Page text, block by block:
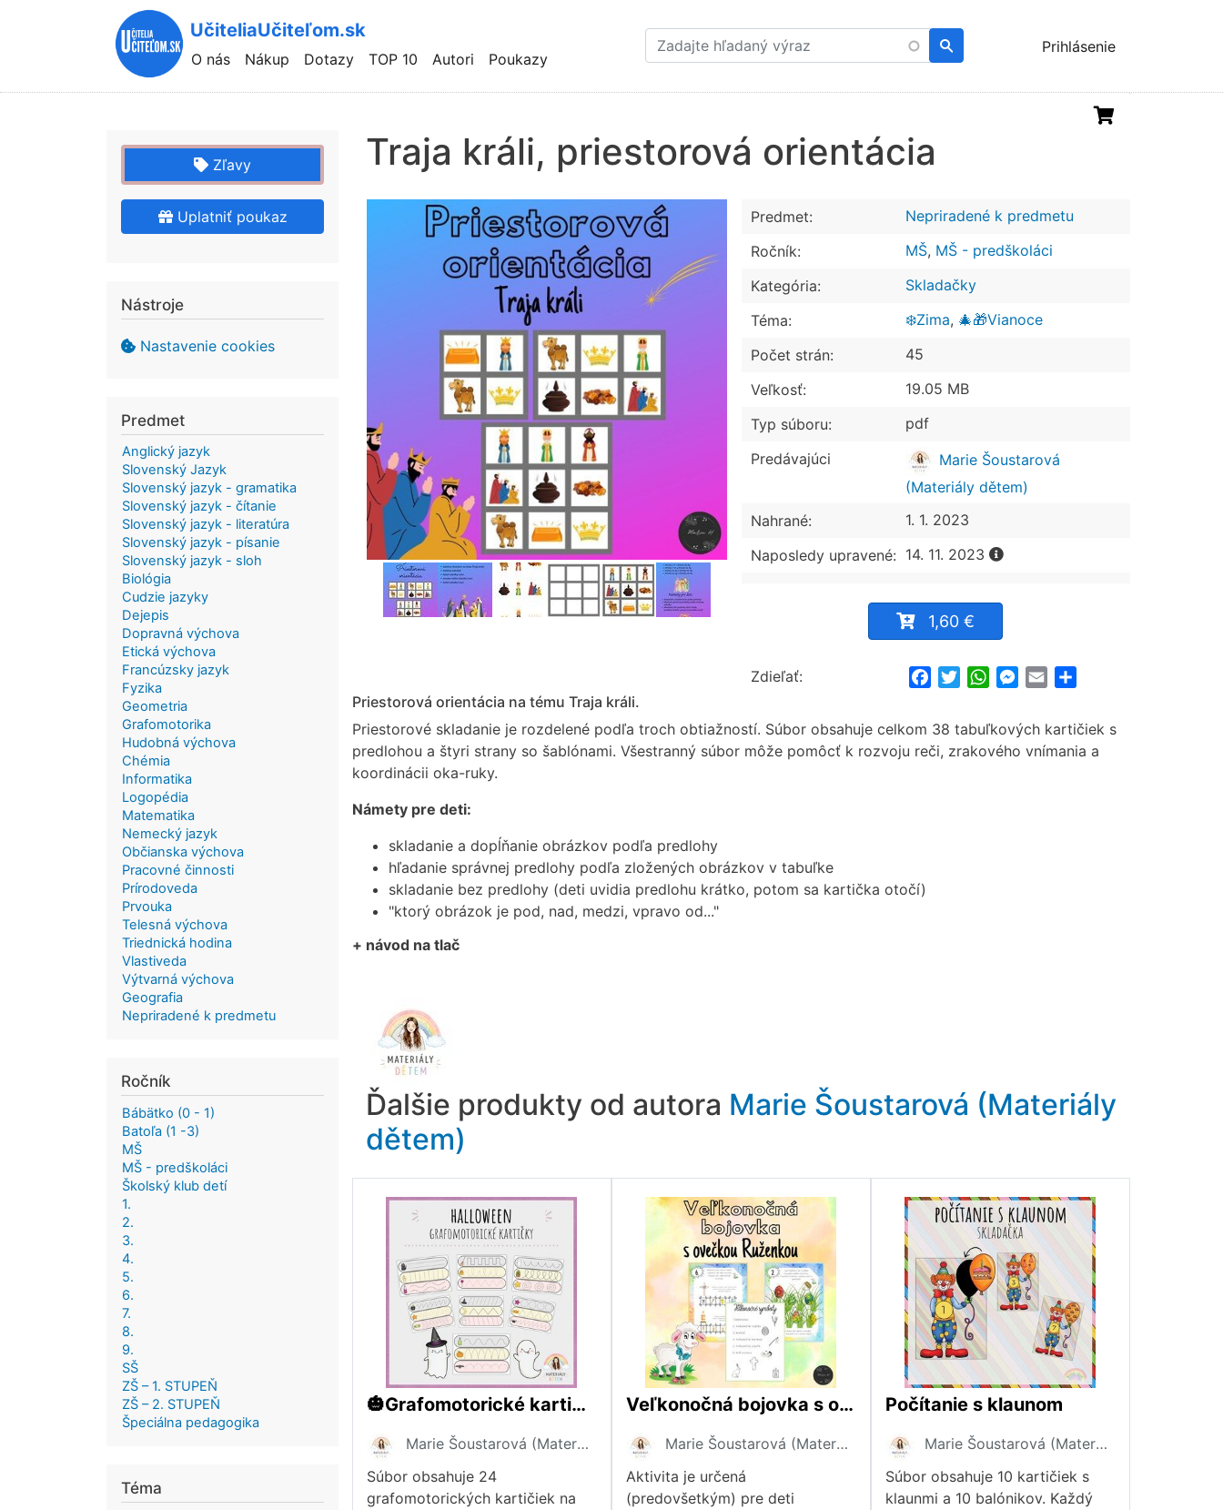
hlavný
UčiteliaUčiteľom.sk
Menu
Prihlásenie
Hlavní
navigace
O nás Nákup Dotazy TOP 10 Autori Poukazy
Traja králi, priestorová orientácia
Predmet:
Nepriradené k predmetu
Ročník:
MŠ, MŠ - predškoláci
Kategória:
Skladačky
Téma:
❄️Zima, 🎄🎁Vianoce
Počet strán:
45
Veľkosť:
19.05 MB
Typ súboru:
pdf
Predávajúci
Marie Šoustarová
(Materiály dětem)
Nahrané:
1. 1. 2023
Naposledy upravené: 14. 11. 2023
1,60 €
Zdieľať: FacebookTwitterWhatsApp
Messenger
Email
Priestorová orientácia na tému Traja králi.
Priestorové skladanie je rozdelené podľa troch obtiažností. Súbor obsahuje celkom 38 tabuľkových kartičiek s
predlohou a štyri strany so šablónami. Všestranný súbor môže pomôcť k rozvoju reči, zrakového vnímania a
koordinácii oka-ruky.
Námety pre deti:
skladanie a dopĺňanie obrázkov podľa predlohy
hľadanie správnej predlohy podľa zložených obrázkov v tabuľke
skladanie bez predlohy (deti uvidia predlohu krátko, potom sa kartička otočí)
"ktorý obrázok je pod, nad, medzi, vpravo od..."
+ návod na tlač
Ďalšie produkty od autora Marie Šoustarová (Materiály
dětem)
🎃Grafomotorické kartičky - Halloween🎃
Marie Šoustarová (Materiály dětem)
Súbor obsahuje 24
grafomotorických kartičiek na
Veľkonočná bojovka s ovečkou Ruženkou
Marie Šoustarová (Materiály dětem)
Aktivita je určená
(predovšetkým) pre deti
Počítanie s klaunom
Marie Šoustarová (Materiály dětem)
Súbor obsahuje 10 kartičiek s
klaunmi a 10 balónikov. Každý
Zľavy
Uplatniť poukaz
Nástroje
Nastavenie cookies
Predmet
Anglický jazyk
Slovenský Jazyk
Slovenský jazyk - gramatika
Slovenský jazyk - čítanie
Slovenský jazyk - literatúra
Slovenský jazyk - písanie
Slovenský jazyk - sloh
Biológia
Cudzie jazyky
Dejepis
Dopravná výchova
Etická výchova
Francúzsky jazyk
Fyzika
Geometria
Grafomotorika
Hudobná výchova
Chémia
Informatika
Logopédia
Matematika
Nemecký jazyk
Občianska výchova
Pracovné činnosti
Prírodoveda
Prvouka
Telesná výchova
Triednická hodina
Vlastiveda
Výtvarná výchova
Geografia
Nepriradené k predmetu
Ročník
Bábätko (0 - 1)
Batoľa (1 -3)
MŠ
MŠ - predškoláci
Školský klub detí
1.
2.
3.
4.
5.
6.
7.
8.
9.
SŠ
ZŠ – 1. STUPEŇ
ZŠ – 2. STUPEŇ
Špeciálna pedagogika
Téma